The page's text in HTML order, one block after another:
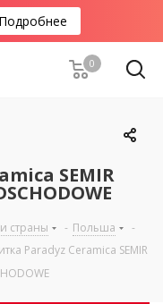
Подробнее
0
SEMIR
страны - Польша
-
Paradyz Ceramica SEMIR